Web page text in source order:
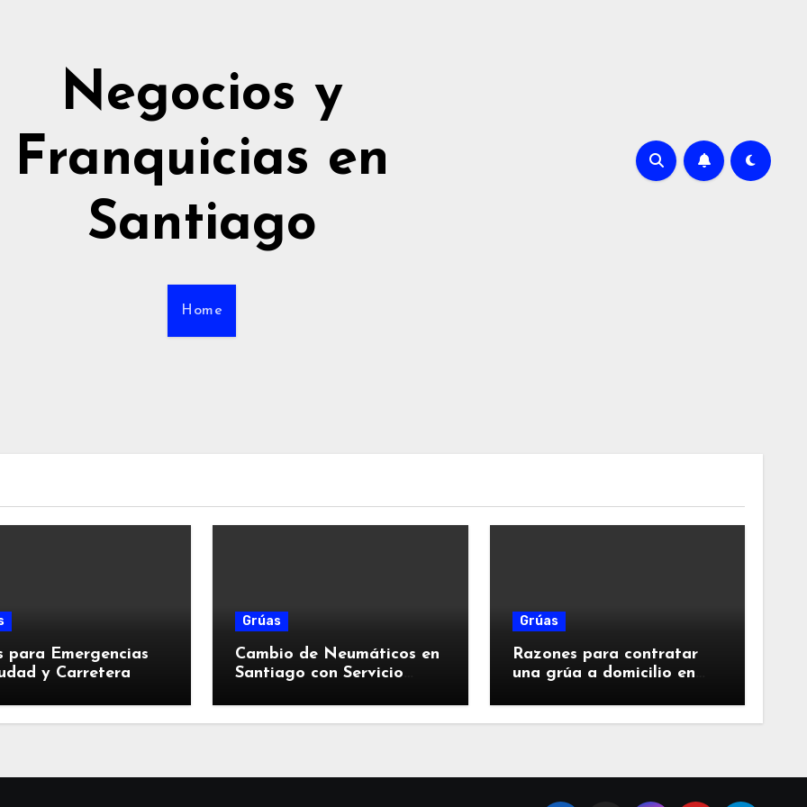
Negocios y
Franquicias en
Santiago
Home
para Emergencias
y Carretera
Grúas
Cambio de Neumáticos en
Santiago con Servicio
Grúas
Razones para contratar
una grúa a domicilio en